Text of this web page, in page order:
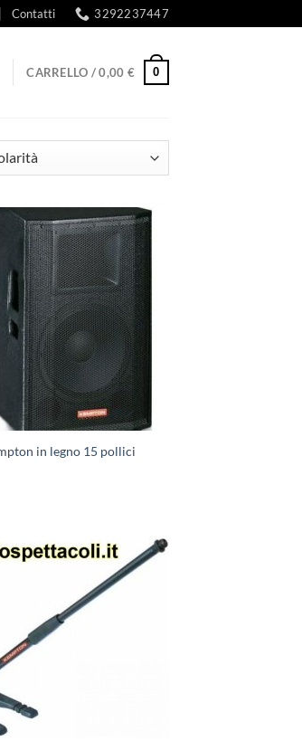
Contatti 3292237447
CARRELLO /0,00 € 0
in legno 15 pollici